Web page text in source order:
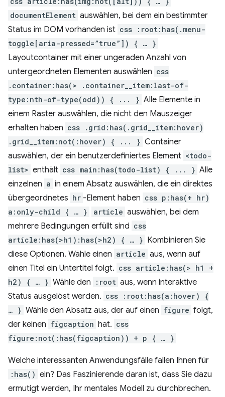
documentElement auswählen, bei dem ein bestimmter
Status im DOM vorhanden ist css :root:has(.menu-
toggle[aria-pressed=”true”]) { … }
Layoutcontainer mit einer ungeraden Anzahl von
untergeordneten Elementen auswählen css
.container:has(> .container__item:last-of-
type:nth-of-type(odd)) { ... } Alle Elemente in
einem Raster auswählen, die nicht den Mauszeiger
erhalten haben css .grid:has(.grid__item:hover)
.grid__item:not(:hover) { ... } Container
auswählen, der ein benutzerdefiniertes Element <todo-
list> enthält css main:has(todo-list) { ... } Alle
einzelnen a in einem Absatz auswählen, die ein direktes
übergeordnetes hr -Element haben css p:has(+ hr)
a:only-child { … }
article auswählen, bei dem
mehrere Bedingungen erfüllt sind css
article:has(>h1):has(>h2) { … } Kombinieren Sie
diese Optionen. Wähle einen article aus, wenn auf
einen Titel ein Untertitel folgt. css article:has(> h1 +
h2) { … } Wähle den :root aus, wenn interaktive
Status ausgelöst werden. css :root:has(a:hover) {
… } Wähle den Absatz aus, der auf einen figure folgt,
der keinen figcaption hat. css
figure:not(:has(figcaption)) + p { … }
Welche interessanten Anwendungsfälle fallen Ihnen für
:has() ein? Das Faszinierende daran ist, dass Sie dazu
ermutigt werden, Ihr mentales Modell zu durchbrechen.